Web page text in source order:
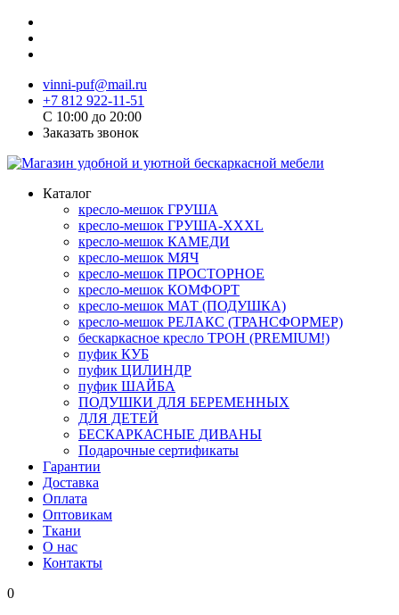
vinni-puf@mail.ru
+7 812 922-11-51
C 10:00 до 20:00
Заказать звонок
Каталог
кресло-мешок ГРУША
кресло-мешок ГРУША-XXXL
кресло-мешок КАМЕДИ
кресло-мешок МЯЧ
кресло-мешок ПРОСТОРНОЕ
кресло-мешок КОМФОРТ
кресло-мешок МАТ (ПОДУШКА)
кресло-мешок РЕЛАКС (ТРАНСФОРМЕР)
бескаркасное кресло ТРОН (PREMIUM!)
пуфик КУБ
пуфик ЦИЛИНДР
пуфик ШАЙБА
ПОДУШКИ ДЛЯ БЕРЕМЕННЫХ
ДЛЯ ДЕТЕЙ
БЕСКАРКАСНЫЕ ДИВАНЫ
Подарочные сертификаты
Гарантии
Доставка
Оплата
Оптовикам
Ткани
О нас
Контакты
0